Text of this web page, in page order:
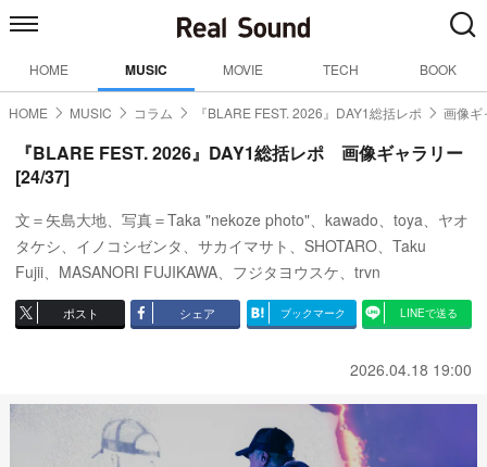
HOME MUSIC MOVIE TECH BOOK
HOME MUSIC コラム 『BLARE FEST. 2026』DAY1総括レポ 画像ギ
『BLARE FEST. 2026』DAY1総括レポ 画像ギャラリー
[24/37]
文＝矢島大地、写真＝Taka "nekoze photo"、kawado、toya、ヤオ
タケシ、イノコシゼンタ、サカイマサト、SHOTARO、Taku
Fujii、MASANORI FUJIKAWA、フジタヨウスケ、trvn
ポスト シェア ブックマーク LINEで送る
2026.04.18 19:00